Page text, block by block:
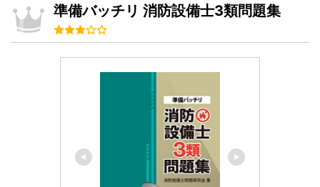
準備バッチリ 消防設備士3類問題集